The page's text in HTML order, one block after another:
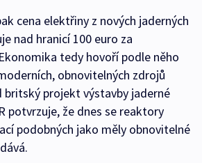
cena elektřiny z nových jaderných
nad hranicí 100 euro za
tedy hovoří podle něho
obnovitelných zdrojů
britský projekt výstavby jaderné
potvrzuje, že dnes se reaktory
podobných jako měly obnovitelné